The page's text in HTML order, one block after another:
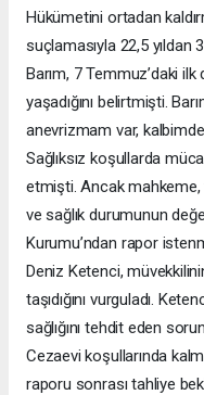
Hükümetini ortadan
suçlamasıyla 22,5 yıldan
Barım, 7 Temmuz’daki
yaşadığını belirtmişti.
anevrizmam var,
Sağlıksız koşullarda
etmişti. Ancak mahkeme,
ve sağlık durumunun
Kurumu’ndan rapor
Deniz Ketenci,
taşıdığını vurguladı.
sağlığını tehdit eden
Cezaevi koşullarında
raporu sonrası tahliye